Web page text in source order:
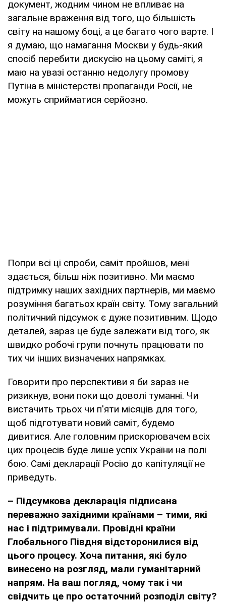
документ, жодним чином не впливає на
загальне враження від того, що більшість
світу на нашому боці, а це багато чого варте. І
я думаю, що намагання Москви у будь-який
спосіб перебити дискусію на цьому саміті, я
маю на увазі останню недолугу промову
Путіна в міністерстві пропаганди Росії, не
можуть сприйматися серйозно.
Попри всі ці спроби, саміт пройшов, мені
здається, більш ніж позитивно. Ми маємо
підтримку наших західних партнерів, ми маємо
розуміння багатьох країн світу. Тому загальний
політичний підсумок є дуже позитивним. Щодо
деталей, зараз це буде залежати від того, як
швидко робочі групи почнуть працювати по
тих чи інших визначених напрямках.
Говорити про перспективи я би зараз не
ризикнув, вони поки що доволі туманні. Чи
вистачить трьох чи п'яти місяців для того,
щоб підготувати новий саміт, будемо
дивитися. Але головним прискорювачем всіх
цих процесів буде лише успіх України на полі
бою. Самі декларації Росію до капітуляції не
приведуть.
– Підсумкова декларація підписана
переважно західними країнами – тими, які
нас і підтримували. Провідні країни
Глобального Півдня відсторонилися від
цього процесу. Хоча питання, які було
винесено на розгляд, мали гуманітарний
напрям. На ваш погляд, чому так і чи
свідчить це про остаточний розподіл світу?